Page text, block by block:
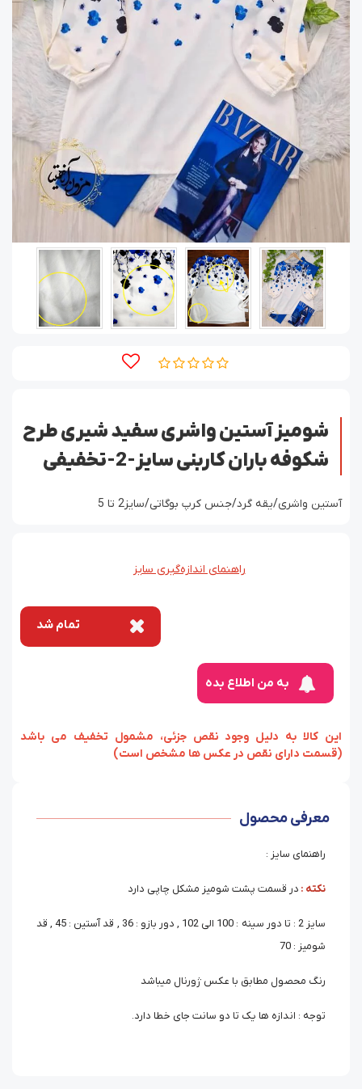
شومیز آستین واشری سفید شیری طرح
شکوفه باران کاربنی سایز-2-تخفیفی
آستین واشری/یقه گرد/جنس کرپ بوگاتی/سایز2 تا 5
راهنمای اندازه‌گیری سایز
تمام شد
به من اطلاع بده
‏‫این کالا به دلیل وجود نقص جزئی، مشمول تخفیف می باشد
(قسمت دارای نقص در عکس ها مشخص است)
معرفی محصول
راهنمای سایز :
نکته : در قسمت پشت شومیز مشکل چاپی دارد
سایز 2 : تا دور سینه : 100 الی 102 , دور بازو : 36 , قد آستین : 45 , قد
شومیز : 70
رنگ محصول مطابق با عکس ژورنال میباشد
توجه : اندازه ها یک تا دو سانت جای خطا دارد.